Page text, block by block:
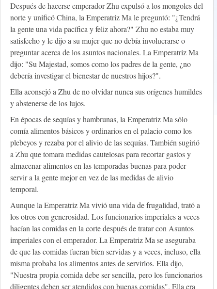
Después de hacerse emperador Zhu expulsó a los mongoles del
norte y unificó China, la Emperatriz Ma le preguntó: "¿Tendrá
la gente una vida pacífica y feliz ahora?" Zhu no estaba muy
satisfecho y le dijo a su mujer que no debía involucrarse o
preguntar acerca de los asuntos nacionales. La Emperatriz Ma
dijo: "Su Majestad, somos como los padres de la gente, ¿no
debería investigar el bienestar de nuestros hijos?".
Ella aconsejó a Zhu de no olvidar nunca sus orígenes humildes
y abstenerse de los lujos.
En épocas de sequías y hambrunas, la Emperatriz Ma sólo
comía alimentos básicos y ordinarios en el palacio como los
plebeyos y rezaba por el alivio de las sequías. También sugirió
a Zhu que tomara medidas cautelosas para recortar gastos y
almacenar alimentos en las temporadas buenas para poder
servir a la gente mejor en vez de las medidas de alivio
temporal.
Aunque la Emperatriz Ma vivió una vida de frugalidad, trató a
los otros con generosidad. Los funcionarios imperiales a veces
hacían las comidas en la corte después de tratar con Asuntos
imperiales con el emperador. La Emperatriz Ma se aseguraba
de que las comidas fueran bien servidas y a veces, incluso, ella
misma probaba los alimentos antes de servirlos. Ella dijo,
"Nuestra propia comida debe ser sencilla, pero los funcionarios
diligentes deben ser atendidos con buenas comidas". Ella era